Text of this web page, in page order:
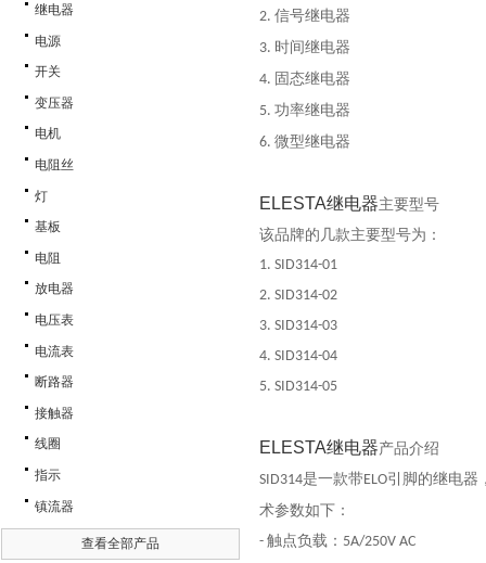
继电器
电源
开关
变压器
电机
电阻丝
灯
基板
电阻
放电器
电压表
电流表
断路器
接触器
线圈
指示
镇流器
查看全部产品
2. 信号继电器
3. 时间继电器
4. 固态继电器
5. 功率继电器
6. 微型继电器
ELESTA继电器主要型号
该品牌的几款主要型号为：
1. SID314-01
2. SID314-02
3. SID314-03
4. SID314-04
5. SID314-05
ELESTA继电器产品介绍
SID314是一款带ELO引脚的继电器
术参数如下：
- 触点负载： 5A/250V AC